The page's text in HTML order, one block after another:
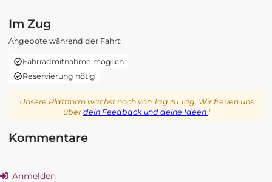
Im Zug
Angebote während der Fahrt:
Fahrradmitnahme möglich
Reservierung nötig
Unsere Plattform wächst noch von Tag zu Tag. Wir freuen uns
überdein Feedback und deine Ideen !
Kommentare
Anmelden